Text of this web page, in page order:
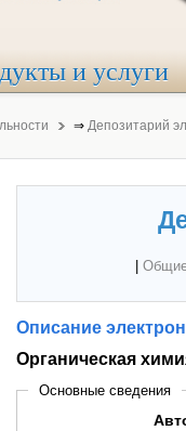
и услуги
⇒ Депозитарий
Описание
Органическая
Основные сведения